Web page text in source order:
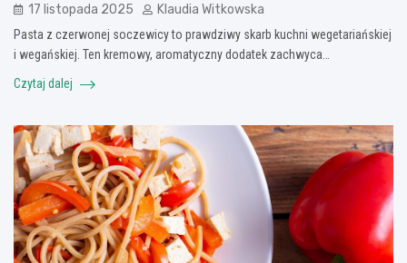
17 listopada 2025 Klaudia Witkowska
Pasta z czerwonej soczewicy to prawdziwy skarb kuchni wegetariańskiej
i wegańskiej. Ten kremowy, aromatyczny dodatek zachwyca…
Czytaj dalej